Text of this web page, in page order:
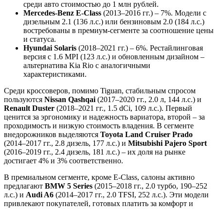
среди авто стоимостью до 1 млн рублей.
Mercedes-Benz E-Class (2013–2016 гг.) – 7%. Модели с
дизельным 2.1 (136 л.с.) или бензиновым 2.0 (184 л.с.)
востребованы в премиум-сегменте за соотношение цены
и статуса.
Hyundai Solaris (2018–2021 гг.) – 6%. Рестайлинговая
версия с 1.6 MPI (123 л.с.) и обновленным дизайном –
альтернатива Kia Rio с аналогичными
характеристиками.
Среди кроссоверов, помимо Tiguan, стабильным спросом
пользуются Nissan Qashqai (2017–2020 гг., 2.0 л, 144 л.с.) и
Renault Duster (2018–2021 гг., 1.5 dCi, 109 л.с.). Первый
ценится за эргономику и надежность вариатора, второй – за
проходимость и низкую стоимость владения. В сегменте
внедорожников выделяются Toyota Land Cruiser Prado
(2014–2017 гг., 2.8 дизель, 177 л.с.) и Mitsubishi Pajero Sport
(2016–2019 гг., 2.4 дизель, 181 л.с.) – их доля на рынке
достигает 4% и 3% соответственно.
В премиальном сегменте, кроме E-Class, салоны активно
предлагают BMW 5 Series (2015–2018 гг., 2.0 турбо, 190–252
л.с.) и Audi A6 (2014–2017 гг., 2.0 TFSI, 252 л.с.). Эти модели
привлекают покупателей, готовых платить за комфорт и